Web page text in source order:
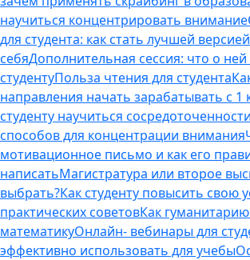
научиться концентрировать внимание
для студента: как стать лучшей версией
себяДополнительная сессия: что о
студентуПольза чтения для студента
направления начать зарабатывать с 1
студенту научиться
способов для концентрации внимания
мотивационное письмо и как его
написатьМагистратура или второе
выбрать?Как студенту повысить свою
практических советовКак
математикуОнлайн- вебинары для
эффективно использовать для учебы